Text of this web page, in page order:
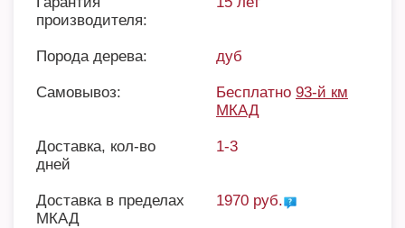
производителя:
Порода дерева: дуб
Самовывоз: Бесплатно 93-й км
МКАД
Доставка, кол-во
дней
1-3
Доставка в пределах
МКАД
1970 руб.